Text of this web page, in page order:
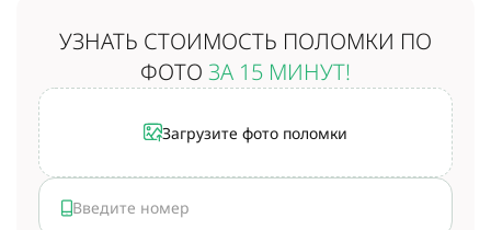
УЗНАТЬ СТОИМОСТЬ ПОЛОМКИ ПО
ФОТО ЗА 15 МИНУТ!
Загрузите фото поломки